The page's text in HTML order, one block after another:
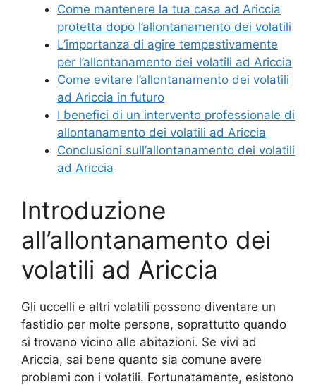
Come mantenere la tua casa ad Ariccia
protetta dopo l’allontanamento dei volatili
L’importanza di agire tempestivamente
per l’allontanamento dei volatili ad Ariccia
Come evitare l’allontanamento dei volatili
ad Ariccia in futuro
I benefici di un intervento professionale di
allontanamento dei volatili ad Ariccia
Conclusioni sull’allontanamento dei volatili
ad Ariccia
Introduzione
all’allontanamento dei
volatili ad Ariccia
Gli uccelli e altri volatili possono diventare un
fastidio per molte persone, soprattutto quando
si trovano vicino alle abitazioni. Se vivi ad
Ariccia, sai bene quanto sia comune avere
problemi con i volatili. Fortunatamente, esistono